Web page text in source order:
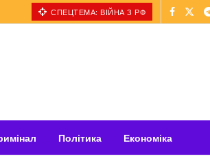
СПЕЦТЕМА: ВІЙНА З РФ
Політика Економіка